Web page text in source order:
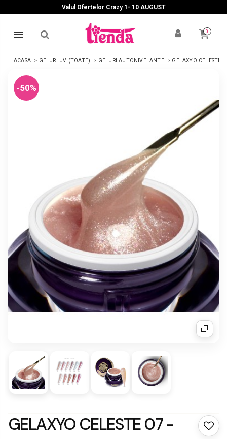
Valul Ofertelor Crazy 1- 10 AUGUST
0
ACASA GELURI UV (TOATE) GELURI AUTONIVELANTE GELAXYO CELESTE
-50%
GELAXYO CELESTE 07 -